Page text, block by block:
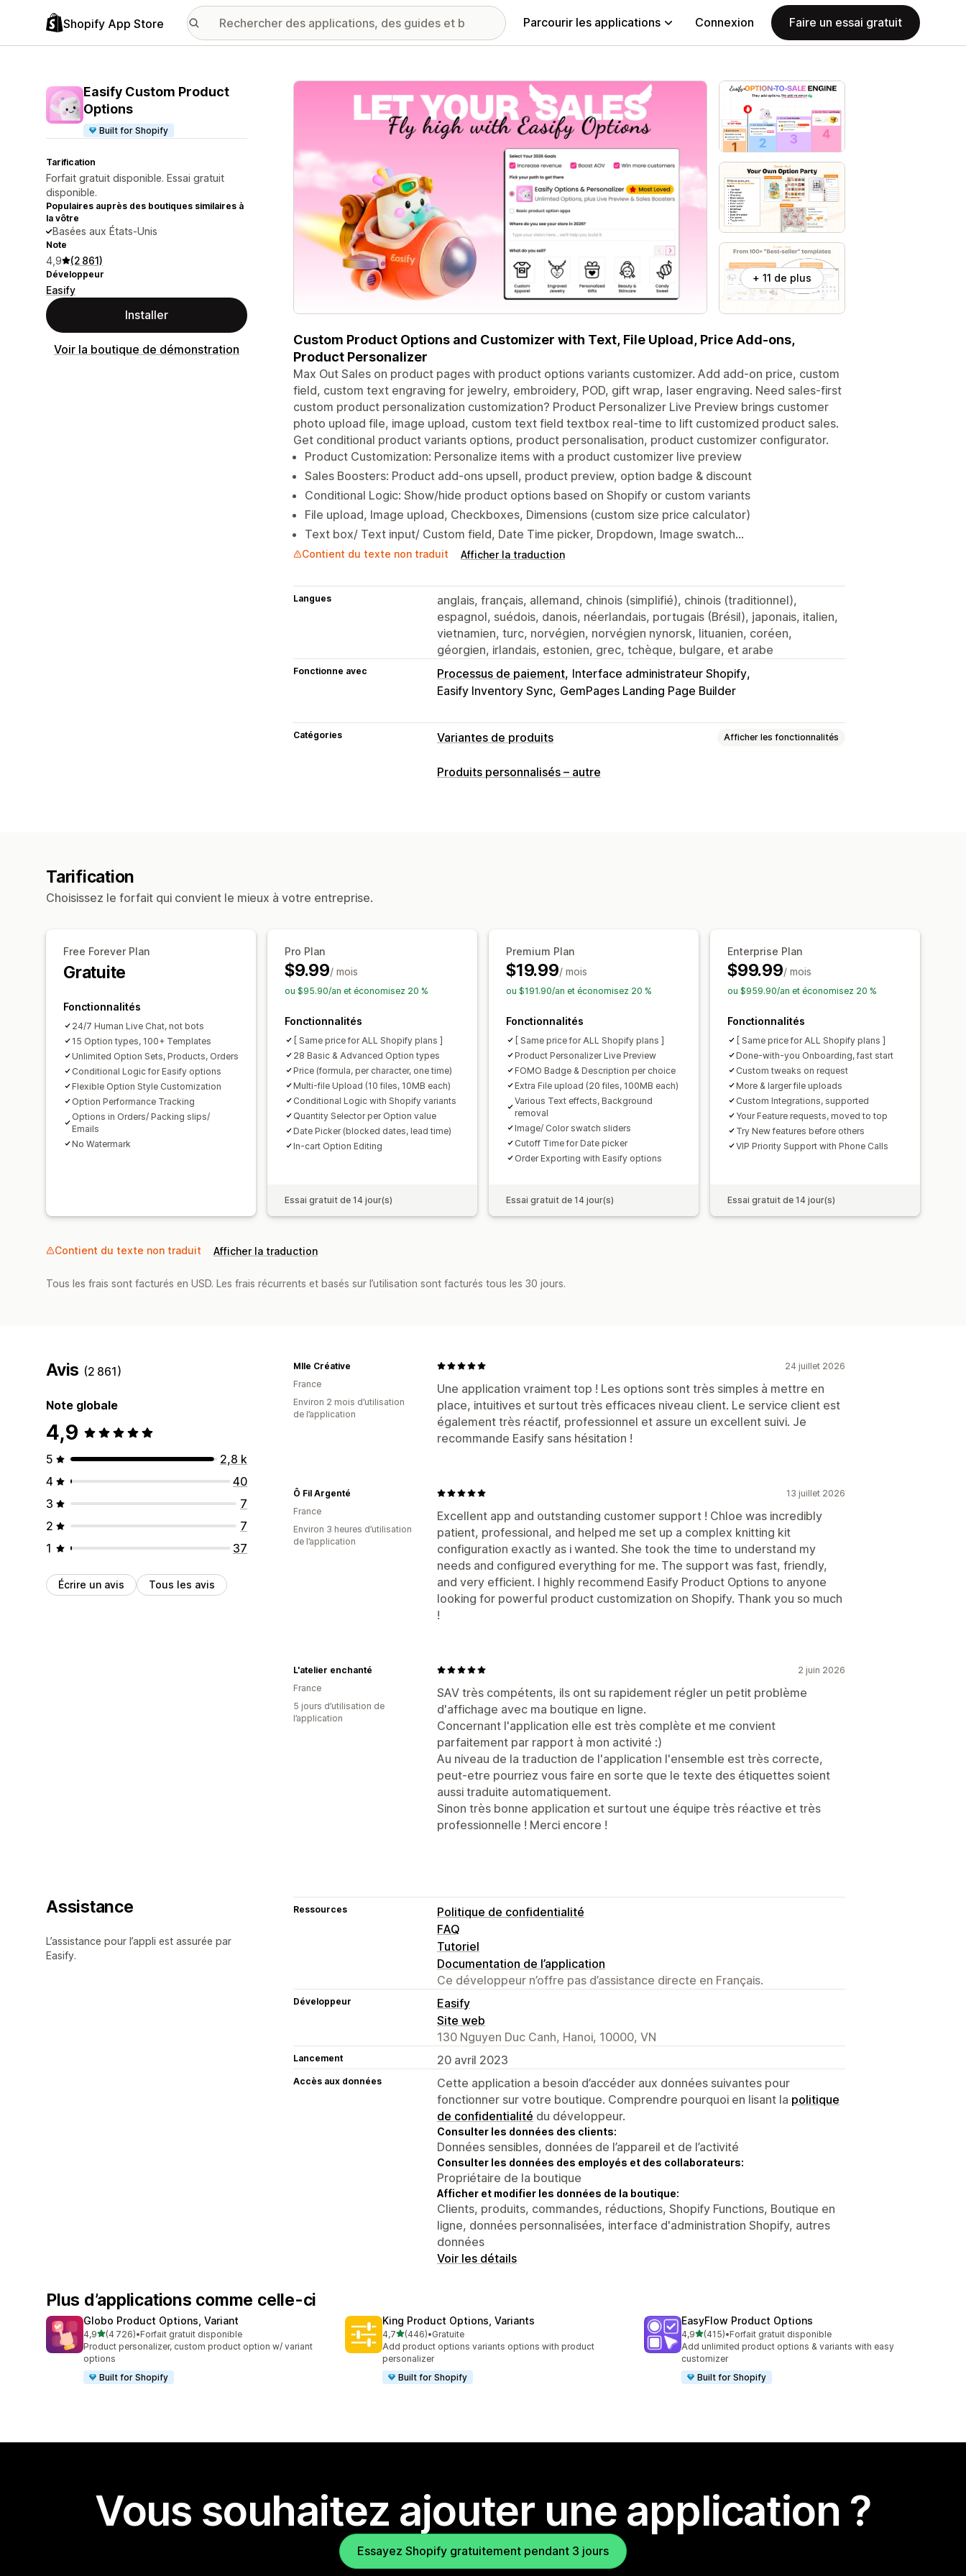
Shopify App Store Parcourir les applications Connexion Faire un essai gratuit
Easify Custom Product
Options
Built for Shopify
Tarification
Forfait gratuit disponible. Essai gratuit
disponible.
Populaires auprès des boutiques similaires à
la vôtre
Basées aux États-Unis
Note
4,9 (2 861)
Développeur
Easify
Installer
Voir la boutique de démonstration
Galerie d’images vedette
+ 11 de plus
Custom Product Options and Customizer with Text, File Upload, Price Add-ons,
Product Personalizer
Max Out Sales on product pages with product options variants customizer. Add add-on price, custom
field, custom text engraving for jewelry, embroidery, POD, gift wrap, laser engraving. Need sales-first
custom product personalization customization? Product Personalizer Live Preview brings customer
photo upload file, image upload, custom text field textbox real-time to lift customized product sales.
Get conditional product variants options, product personalisation, product customizer configurator.
Product Customization: Personalize items with a product customizer live preview
Sales Boosters: Product add-ons upsell, product preview, option badge & discount
Conditional Logic: Show/hide product options based on Shopify or custom variants
File upload, Image upload, Checkboxes, Dimensions (custom size price calculator)
Text box/ Text input/ Custom field, Date Time picker, Dropdown, Image swatch...
Contient du texte non traduit Afficher la traduction
Langues
anglais, français, allemand, chinois (simplifié), chinois (traditionnel),
espagnol, suédois, danois, néerlandais, portugais (Brésil), japonais, italien,
vietnamien, turc, norvégien, norvégien nynorsk, lituanien, coréen,
géorgien, irlandais, estonien, grec, tchèque, bulgare, et arabe
Fonctionne avec Processus de paiement Interface administrateur Shopify
Easify Inventory Sync GemPages Landing Page Builder
Catégories Variantes de produits Afficher les fonctionnalités
Personnalisation
Tarification en gros
Tarification personnalisée
Tarification dynamique Compléments
Suppléments par variante
Tarification échelonnée Suppléments premium
Masquer les produits en rupture de stock
Mises à jour automatiques
Produits personnalisés – autre
Tarification
Choisissez le forfait qui convient le mieux à votre entreprise.
Free Forever Plan
Gratuite
Fonctionnalités
24/7 Human Live Chat, not bots
15 Option types, 100+ Templates
Unlimited Option Sets, Products, Orders
Conditional Logic for Easify options
Flexible Option Style Customization
Option Performance Tracking
Options in Orders/ Packing slips/
Emails
No Watermark
Pro Plan
$9.99/ mois
ou $95.90/an et économisez 20 %
Fonctionnalités
[ Same price for ALL Shopify plans ]
28 Basic & Advanced Option types
Price (formula, per character, one time)
Multi-file Upload (10 files, 10MB each)
Conditional Logic with Shopify variants
Quantity Selector per Option value
Date Picker (blocked dates, lead time)
In-cart Option Editing
Essai gratuit de 14 jour(s)
Premium Plan
$19.99/ mois
ou $191.90/an et économisez 20 %
Fonctionnalités
[ Same price for ALL Shopify plans ]
Product Personalizer Live Preview
FOMO Badge & Description per choice
Extra File upload (20 files, 100MB each)
Various Text effects, Background
removal
Image/ Color swatch sliders
Cutoff Time for Date picker
Order Exporting with Easify options
Essai gratuit de 14 jour(s)
Enterprise Plan
$99.99/ mois
ou $959.90/an et économisez 20 %
Fonctionnalités
[ Same price for ALL Shopify plans ]
Done-with-you Onboarding, fast start
Custom tweaks on request
More & larger file uploads
Custom Integrations, supported
Your Feature requests, moved to top
Try New features before others
VIP Priority Support with Phone Calls
Essai gratuit de 14 jour(s)
Contient du texte non traduit Afficher la traduction
Tous les frais sont facturés en USD. Les frais récurrents et basés sur l’utilisation sont facturés tous les 30 jours.
Avis (2 861)
Note globale
4,9
5
2,8 k
4
40
3
7
2
7
1
37
Écrire un avis Tous les avis
24 juillet 2026
Une application vraiment top ! Les options sont très simples à mettre en
place, intuitives et surtout très efficaces niveau client. Le service client est
également très réactif, professionnel et assure un excellent suivi. Je
recommande Easify sans hésitation !
Mlle Créative
France
Environ 2 mois d’utilisation
de l’application
13 juillet 2026
Excellent app and outstanding customer support ! Chloe was incredibly
patient, professional, and helped me set up a complex knitting kit
configuration exactly as i wanted. She took the time to understand my
needs and configured everything for me. The support was fast, friendly,
and very efficient. I highly recommend Easify Product Options to anyone
looking for powerful product customization on Shopify. Thank you so much
!
Ô Fil Argenté
France
Environ 3 heures d’utilisation
de l’application
2 juin 2026
SAV très compétents, ils ont su rapidement régler un petit problème
d'affichage avec ma boutique en ligne.
Concernant l'application elle est très complète et me convient
parfaitement par rapport à mon activité :)
Au niveau de la traduction de l'application l'ensemble est très correcte,
peut-etre pourriez vous faire en sorte que le texte des étiquettes soient
aussi traduite automatiquement.
Sinon très bonne application et surtout une équipe très réactive et très
professionnelle ! Merci encore !
L'atelier enchanté
France
5 jours d’utilisation de
l’application
Assistance
L’assistance pour l’appli est assurée par
Easify.
Ressources
Politique de confidentialité
FAQ
Tutoriel
Documentation de l’application
Ce développeur n’offre pas d’assistance directe en Français.
Développeur
Easify
Site web
130 Nguyen Duc Canh, Hanoi, 10000, VN
Lancement 20 avril 2023
Accès aux données
Cette application a besoin d’accéder aux données suivantes pour
fonctionner sur votre boutique. Comprendre pourquoi en lisant la politique
de confidentialité du développeur.
Consulter les données des clients:
Données sensibles, données de l’appareil et de l’activité
Consulter les données des employés et des collaborateurs:
Propriétaire de la boutique
Afficher et modifier les données de la boutique:
Clients, produits, commandes, réductions, Shopify Functions, Boutique en
ligne, données personnalisées, interface d'administration Shopify, autres
données
Voir les détails
Plus d’applications comme celle-ci
Globo Product Options, Variant
4,9étoile(s) sur 5
(4 726)
4726 avis au total
•Forfait gratuit disponible
Product personalizer, custom product option w/ variant
options
Built for Shopify
King Product Options, Variants
4,7étoile(s) sur 5
(446)
446 avis au total
•Gratuite
Add product options variants options with product
personalizer
Built for Shopify
EasyFlow Product Options
4,9étoile(s) sur 5
(415)
415 avis au total
•Forfait gratuit disponible
Add unlimited product options & variants with easy
customizer
Built for Shopify
Vous souhaitez ajouter une application ?
Essayez Shopify gratuitement pendant 3 jours